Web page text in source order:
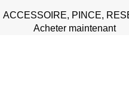
ACCESSOIRE, PINCE,
Acheter maintenant